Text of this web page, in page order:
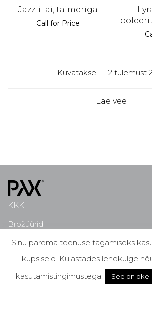
Jazz-i lai, taimeriga
Call for Price
Kuvatakse 1–12 tulemust
Lae veel
KKK
Brožüürid
PAX Connection app
Miks PAX?
Sinu parema teenuse tagamiseks
küpsiseid. Külastades lehekülge
kasutamistingimustega.
See on okei